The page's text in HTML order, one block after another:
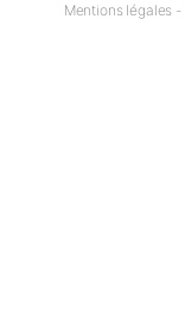
Mentions légales -